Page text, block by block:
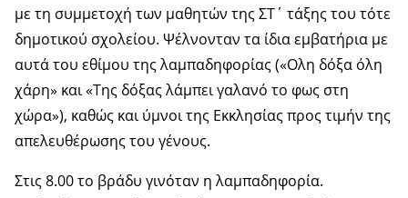
με τη συμμετοχή των μαθητών της ΣΤ΄ τάξης του τότε
δημοτικού σχολείου. Ψέλνονταν τα ίδια εμβατήρια με
αυτά του εθίμου της λαμπαδηφορίας («Ολη δόξα όλη
χάρη» και «Της δόξας λάμπει γαλανό το φως στη
χώρα»), καθώς και ύμνοι της Εκκλησίας προς τιμήν της
απελευθέρωσης του γένους.
Στις 8.00 το βράδυ γινόταν η λαμπαδηφορία.